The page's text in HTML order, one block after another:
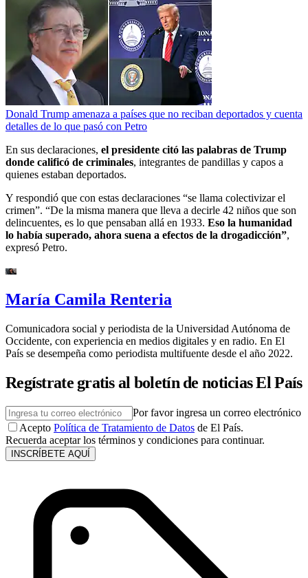
Donald Trump amenaza a países que no reciban deportados y cuenta
detalles de lo que pasó con Petro
En sus declaraciones, el presidente citó las palabras de Trump
donde calificó de criminales, integrantes de pandillas y capos a
quienes estaban deportados.
Y respondió que con estas declaraciones “se llama colectivizar el
crimen”. “De la misma manera que lleva a decirle 42 niños que son
delincuentes, es lo que pensaban allá en 1933. Eso la humanidad
lo había superado, ahora suena a efectos de la drogadicción”,
expresó Petro.
María Camila Renteria
Comunicadora social y periodista de la Universidad Autónoma de
Occidente, con experiencia en medios digitales y en radio. En El
País se desempeña como periodista multifuente desde el año 2022.
Regístrate gratis al boletín de noticias El País
Por favor ingresa un correo electrónico
Acepto Política de Tratamiento de Datos de El País.
Recuerda aceptar los términos y condiciones para continuar.
INSCRÍBETE AQUÍ